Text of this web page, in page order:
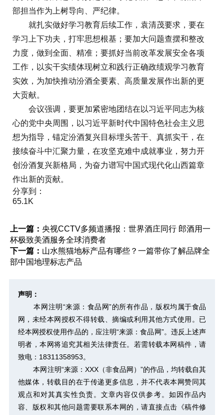
部担当作为上树导向、严纪律。
就扎实做好学习教育后续工作，袁清茂要求，要在
学习上下功夫，打牢思想根基；要加大问题查摆和整改
力度，做到全面、精准；要抓好当前改革发展安全各项
工作，以实干实绩体现树立和践行正确政绩观学习教育
实效，为加快推动汾酒全要素、高质量发展作出新的更
大贡献。
会议强调，要更加紧密地团结在以习近平同志为核
心的党中央周围，以习近平新时代中国特色社会主义思
想为指导，锚定汾酒复兴目标埋头苦干、真抓实干，在
接续奋斗中汇聚力量，在攻坚克难中成就事业，努力开
创汾酒复兴新格局，为奋力谱写中国式现代化山西篇章
作出新的贡献。
分享到：
65.1K
上一篇： 央视CCTV多频道播报：世界酒庄同行 郎酒用一
杯极致美酒服务全球消费者
下一篇： 山水熊猫地标产品有哪些？一篇带你了解品牌全
部中国地理标志产品
声明：
本网注明“来源：食品网”的所有作品，版权均属于食品
网，未经本网授权不得转载、摘编或利用其他方式使用。已
经本网授权使用作品的，应注明“来源：食品网”。违反上述声
明者，本网将追究其相关法律责任。若需转载本网稿件，请
致电：18311358953。
本网注明“来源：XXX（非食品网）”的作品，均转载自其
他媒体，转载目的在于传递更多信息，并不代表本网赞同其
观点和对其真实性负责。文章内容仅供参考。如因作品内
容、版权和其他问题需要联系本网的，请直接点击 《稿件修